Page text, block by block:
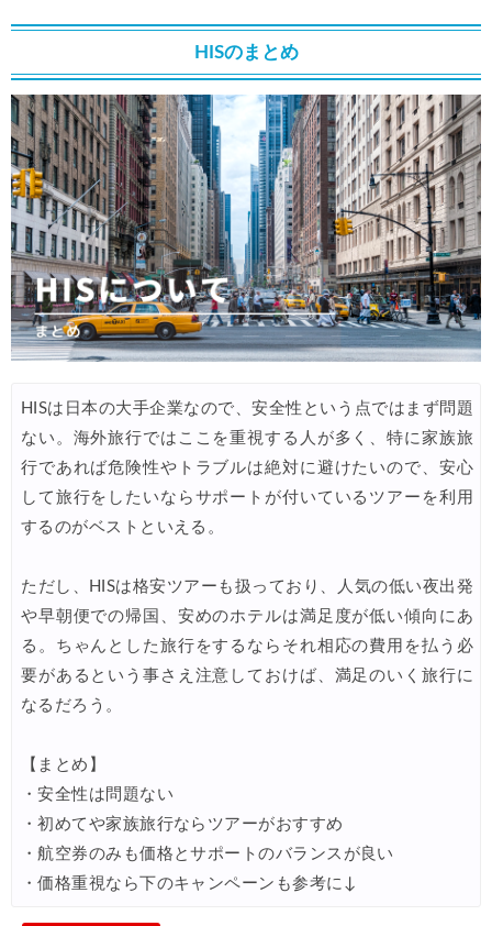
JTB) シンガポール航空便(航空券+ホテル) 最大20,000円OFFクー
04/01 JTB) マレーシア航空便(航空券+ホテル) 最大20,000円OFFクー
04/01 JTB) ベトナム航空便(航空券+ホテル) 最大20,000円OFFク
04/01 Trip.com) 航空券＋ホテル 最大5,000円OFFクーポン
03/30 楽天トラベル) 海外ツアー 最大20,000円OFFクーポン
03/27 Peach) タイムセール(バンコク・シンガポール)
03/26 サプライス) 海外航空券 3,000円OFFクーポン
03/26 HIS) 海外航空券(東アジア) 2,000円OFFクーポン
Trip.com) 海外航空券 アジア行き6,900円~
03/23 Trip.com) 航空券＋ホテル 最大5,000円OFFクーポン
03/23 Trip.com) 海外航空券 最大2,500円OFFクーポン
03/19 HIS) オーストラリア・リゾート航空券 2,000円OFFクーポ
03/19 Expedia) 春旅・GWセール 最大40%OFF
03/17 HIS) 北欧添乗員同行ツアー 最大10,000円OFFクーポン
03/17 JAL) 海外ダイナミックパッケージ タイムセール
03/17 HIS) ANA便(航空券+ホテル) 最大15,000円CB
03/16 Trip.com) 航空券+ホテル 最大50%OFFセール
03/16 Trip.com) ハワイ 最大50%OFFセール
Trip.com) ベトナム 最大50%OFFセール
HISのまとめ
HISは日本の大手企業なので、安全性という点ではまず問題
ない。海外旅行ではここを重視する人が多く、特に家族旅
行であれば危険性やトラブルは絶対に避けたいので、安心
して旅行をしたいならサポートが付いているツアーを利用
するのがベストといえる。
ただし、HISは格安ツアーも扱っており、人気の低い夜出発
や早朝便での帰国、安めのホテルは満足度が低い傾向にあ
る。ちゃんとした旅行をするならそれ相応の費用を払う必
要があるという事さえ注意しておけば、満足のいく旅行に
なるだろう。
【まとめ】
・安全性は問題ない
・初めてや家族旅行ならツアーがおすすめ
・航空券のみも価格とサポートのバランスが良い
・価格重視なら下のキャンペーンも参考に↓